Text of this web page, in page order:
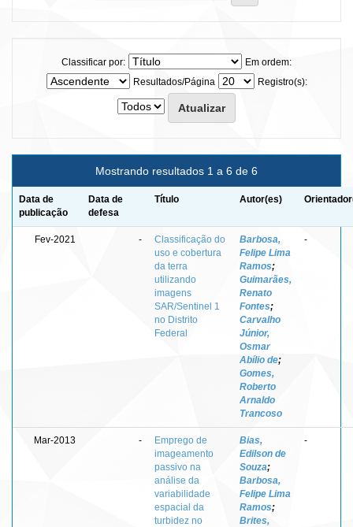
Classificar por:
Em ordem:
Resultados/Página
Registro(s):
Mostrando resultados 1 a 6 de 6
Data de
publicação
Data de
defesa
Título Autor(es)
Fev-2021 -
Classificação do
uso e cobertura
da terra
utilizando
imagens
SAR/Sentinel 1
no Distrito
Federal
Barbosa,
Felipe Lima
Ramos;
Guimarães,
Renato
Fontes;
Carvalho
Júnior,
Osmar
Abílio de;
Gomes,
Roberto
Arnaldo
Trancoso
-
Mar-2013 -
Emprego de
imageamento
passivo na
análise da
variabilidade
espacial da
turbidez no
Bias,
Edilson de
Souza;
Barbosa,
Felipe Lima
Ramos;
Brites,
-